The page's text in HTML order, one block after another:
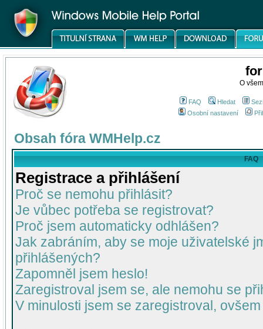
O
FAQ Hledat
Osobní nastavení
Obsah fóra WMHelp.cz
FAQ
Registrace a přihlášení
Proč se nemohu přihlásit?
Je vůbec potřeba se registrovat?
Proč jsem automaticky odhlášen?
Jak zabráním, aby se moje uživatelské
přihlášených?
Zapomněl jsem heslo!
Zaregistroval jsem se, ale nemohu se
V minulosti jsem se zaregistroval,